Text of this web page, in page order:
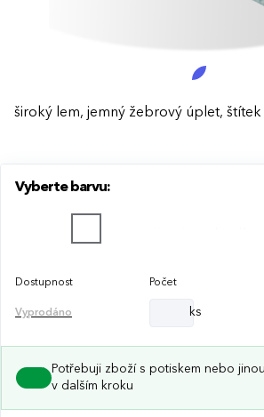
široký lem, jemný žebrový úplet, štítek
Vyberte barvu:
Dostupnost Počet
Vyprodáno ks
Potřebuji zboží s potiskem nebo
v dalším kroku